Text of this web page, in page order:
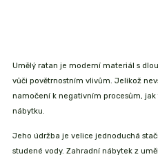
Umělý ratan je moderní materiál s
vůči povětrnostním vlivům . Jelikož
namočení k negativním procesům,
nábytku.
Jeho údržba je velice jednoduchá
studené vody. Zahradní nábytek z